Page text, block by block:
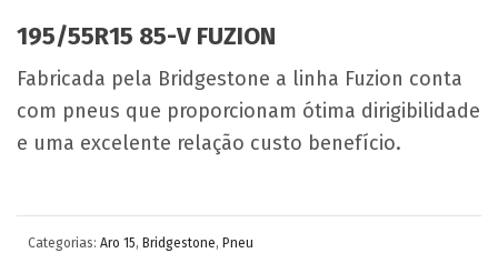
195/55R15 85-V FUZION
Fabricada pela Bridgestone a linha Fuzion conta
com pneus que proporcionam ótima dirigibilidade
e uma excelente relação custo benefício.
Categorias: Aro 15, Bridgestone, Pneu